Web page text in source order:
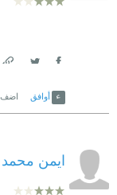
أوافق اضف
ايمن